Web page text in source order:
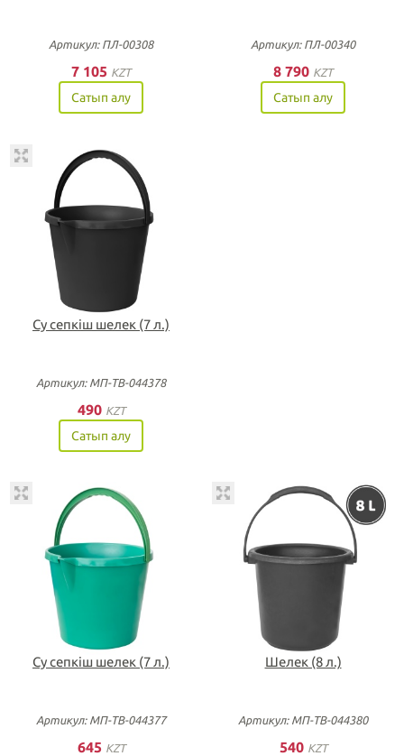
Артикул: ПЛ-00308
7 105 KZT
Сатып алу
Артикул: ПЛ-00340
8 790 KZT
Сатып алу
Су сепкіш шелек (7 л.)
Артикул: МП-ТВ-044378
490 KZT
Сатып алу
Су сепкіш шелек (7 л.)
Артикул: МП-ТВ-044377
645 KZT
Шелек (8 л.)
Артикул: МП-ТВ-044380
540 KZT